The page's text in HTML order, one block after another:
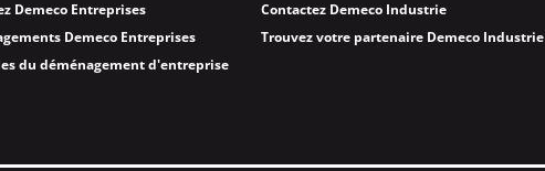
sur Marne
Demeco Entreprises
Demeco Entreprises
du déménagement d'entreprise
Contactez Demeco Industrie
Trouvez votre partenaire Demeco Industrie